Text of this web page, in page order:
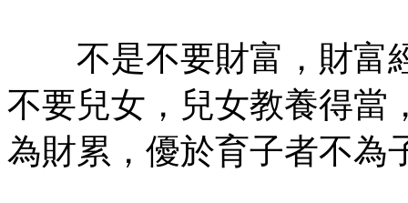
不是不要財富，財富
不要兒女，兒女教養得當
為財累，優於育子者不為